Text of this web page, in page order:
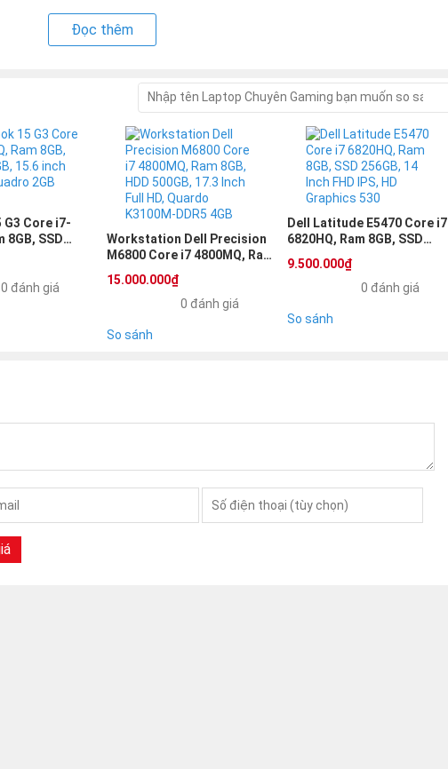
tự phát sinh ( Chấp nhận bảo hành cả cháy nổ )
PHẨM TRƯỚC KHI NHẬN ĐỂ TRÁNH RỦI DO. Trong quá trình nhận
liên hệ qua số Hotline : 0855.96.9996 Zalo, Facebook
Đọc thêm
G3 Core i7-
8GB, SSD
0 đánh giá
Workstation Dell Precision
M6800 Core i7 4800MQ, Ram
Full HD, Quardo K3100M-
15.000.000₫
0 đánh giá
So sánh
Dell Latitude E5470 Core i7
6820HQ, Ram 8GB, SSD
Graphics 530
9.500.000₫
0 đánh giá
So sánh